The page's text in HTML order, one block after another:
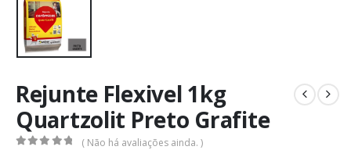
Rejunte Flexivel 1kg
Quartzolit Preto Grafite
( Não há avaliações ainda. )